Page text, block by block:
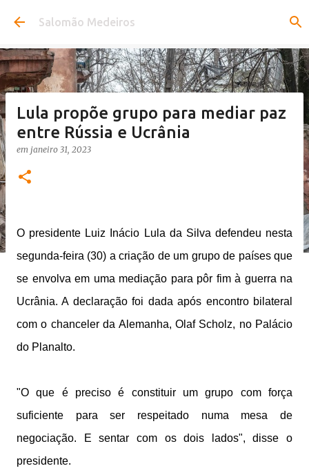
Pular para o conteúdo principal
Salomão Medeiros
Lula propõe grupo para mediar paz
entre Rússia e Ucrânia
em janeiro 31, 2023
O presidente Luiz Inácio Lula da Silva defendeu nesta
segunda-feira (30) a criação de um grupo de países que
se envolva em uma mediação para pôr fim à guerra na
Ucrânia. A declaração foi dada após encontro bilateral
com o chanceler da Alemanha, Olaf Scholz, no Palácio
do Planalto.
"O que é preciso é constituir um grupo com força
suficiente para ser respeitado numa mesa de
negociação. E sentar com os dois lados", disse o
presidente.